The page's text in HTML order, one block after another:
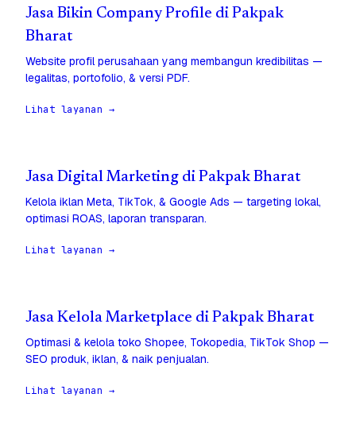
Jasa Bikin Company Profile di Pakpak
Bharat
Website profil perusahaan yang membangun kredibilitas —
legalitas, portofolio, & versi PDF.
Lihat layanan →
Jasa Digital Marketing di Pakpak Bharat
Kelola iklan Meta, TikTok, & Google Ads — targeting lokal,
optimasi ROAS, laporan transparan.
Lihat layanan →
Jasa Kelola Marketplace di Pakpak Bharat
Optimasi & kelola toko Shopee, Tokopedia, TikTok Shop —
SEO produk, iklan, & naik penjualan.
Lihat layanan →